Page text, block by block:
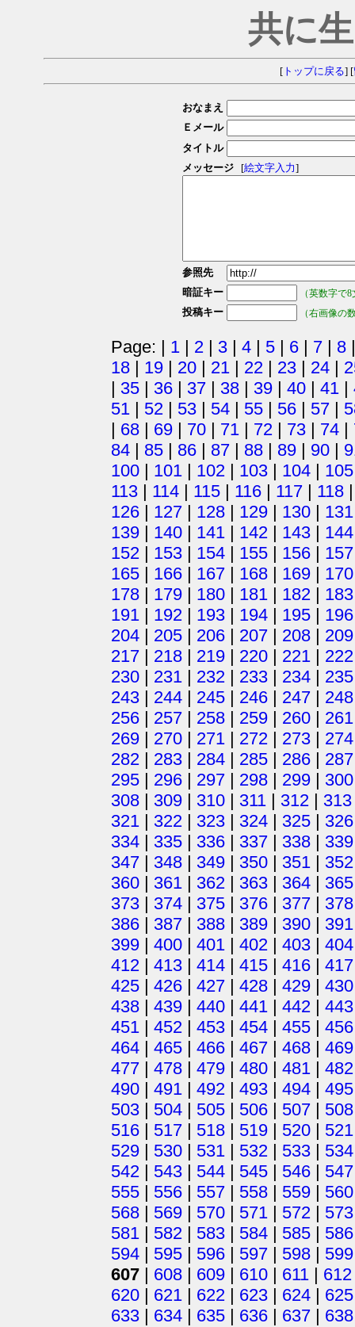
共に
[トップに戻る] [
おなまえ
Ｅメール
タイトル
メッセージ
[絵文字入力]
参照先
暗証キー
（英数字で
投稿キー （右画像の
Page: | 1 | 2 | 3 | 4 | 5 | 6 | 7 | 8
18 | 19 | 20 | 21 | 22 | 23 | 24 |
| 35 | 36 | 37 | 38 | 39 | 40 | 41 |
51 | 52 | 53 | 54 | 55 | 56 | 57 |
| 68 | 69 | 70 | 71 | 72 | 73 | 74 |
84 | 85 | 86 | 87 | 88 | 89 | 90 |
100 | 101 | 102 | 103 | 104 | 105
113 | 114 | 115 | 116 | 117 | 118
126 | 127 | 128 | 129 | 130 | 131
139 | 140 | 141 | 142 | 143 | 144
152 | 153 | 154 | 155 | 156 | 157
165 | 166 | 167 | 168 | 169 | 170
178 | 179 | 180 | 181 | 182 | 183
191 | 192 | 193 | 194 | 195 | 196
204 | 205 | 206 | 207 | 208 | 209
217 | 218 | 219 | 220 | 221 | 222
230 | 231 | 232 | 233 | 234 | 235
243 | 244 | 245 | 246 | 247 | 248
256 | 257 | 258 | 259 | 260 | 261
269 | 270 | 271 | 272 | 273 | 274
282 | 283 | 284 | 285 | 286 | 287
295 | 296 | 297 | 298 | 299 | 300
308 | 309 | 310 | 311 | 312 | 313
321 | 322 | 323 | 324 | 325 | 326
334 | 335 | 336 | 337 | 338 | 339
347 | 348 | 349 | 350 | 351 | 352
360 | 361 | 362 | 363 | 364 | 365
373 | 374 | 375 | 376 | 377 | 378
386 | 387 | 388 | 389 | 390 | 391
399 | 400 | 401 | 402 | 403 | 404
412 | 413 | 414 | 415 | 416 | 417
425 | 426 | 427 | 428 | 429 | 430
438 | 439 | 440 | 441 | 442 | 443
451 | 452 | 453 | 454 | 455 | 456
464 | 465 | 466 | 467 | 468 | 469
477 | 478 | 479 | 480 | 481 | 482
490 | 491 | 492 | 493 | 494 | 495
503 | 504 | 505 | 506 | 507 | 508
516 | 517 | 518 | 519 | 520 | 521
529 | 530 | 531 | 532 | 533 | 534
542 | 543 | 544 | 545 | 546 | 547
555 | 556 | 557 | 558 | 559 | 560
568 | 569 | 570 | 571 | 572 | 573
581 | 582 | 583 | 584 | 585 | 586
594 | 595 | 596 | 597 | 598 | 599
607 | 608 | 609 | 610 | 611 | 612
620 | 621 | 622 | 623 | 624 | 625
633 | 634 | 635 | 636 | 637 | 638